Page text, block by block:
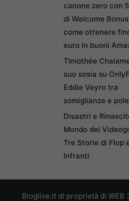
canone zero con
di Welcome
come ottenere
euro in buoni
Timothée
suo sosia su
Eddie Veyro tra
somiglianze e
Disastri e
Mondo dei
Tre Storie di Flop
Infranti
Bloglive.it di proprietà di WEB